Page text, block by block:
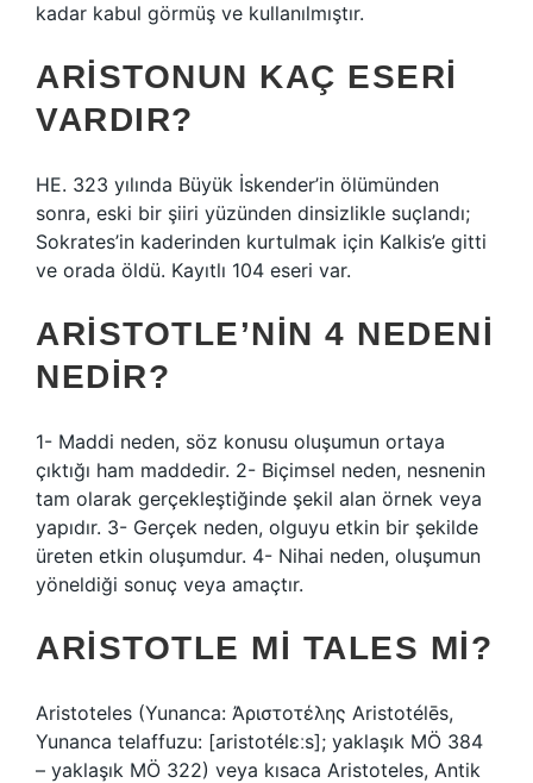
kadar kabul görmüş ve kullanılmıştır.
ARISTONUN KAÇ ESERI
VARDIR?
HE. 323 yılında Büyük İskender’in ölümünden
sonra, eski bir şiiri yüzünden dinsizlikle suçlandı;
Sokrates’in kaderinden kurtulmak için Kalkis’e gitti
ve orada öldü. Kayıtlı 104 eseri var.
ARISTOTLE’NIN 4 NEDENI
NEDIR?
1- Maddi neden, söz konusu oluşumun ortaya
çıktığı ham maddedir. 2- Biçimsel neden, nesnenin
tam olarak gerçekleştiğinde şekil alan örnek veya
yapıdır. 3- Gerçek neden, olguyu etkin bir şekilde
üreten etkin oluşumdur. 4- Nihai neden, oluşumun
yöneldiği sonuç veya amaçtır.
ARISTOTLE MI TALES MI?
Aristoteles (Yunanca: Ἀριστοτέλης Aristotélēs,
Yunanca telaffuzu: [aristotélɛːs]; yaklaşık MÖ 384
– yaklaşık MÖ 322) veya kısaca Aristoteles, Antik